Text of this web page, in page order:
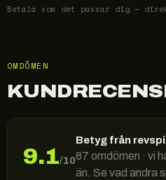
Betala som det passar dig —
OMDÖMEN
9.1/10
Betyg från
87 omdömen · vi
än. Se vad andra